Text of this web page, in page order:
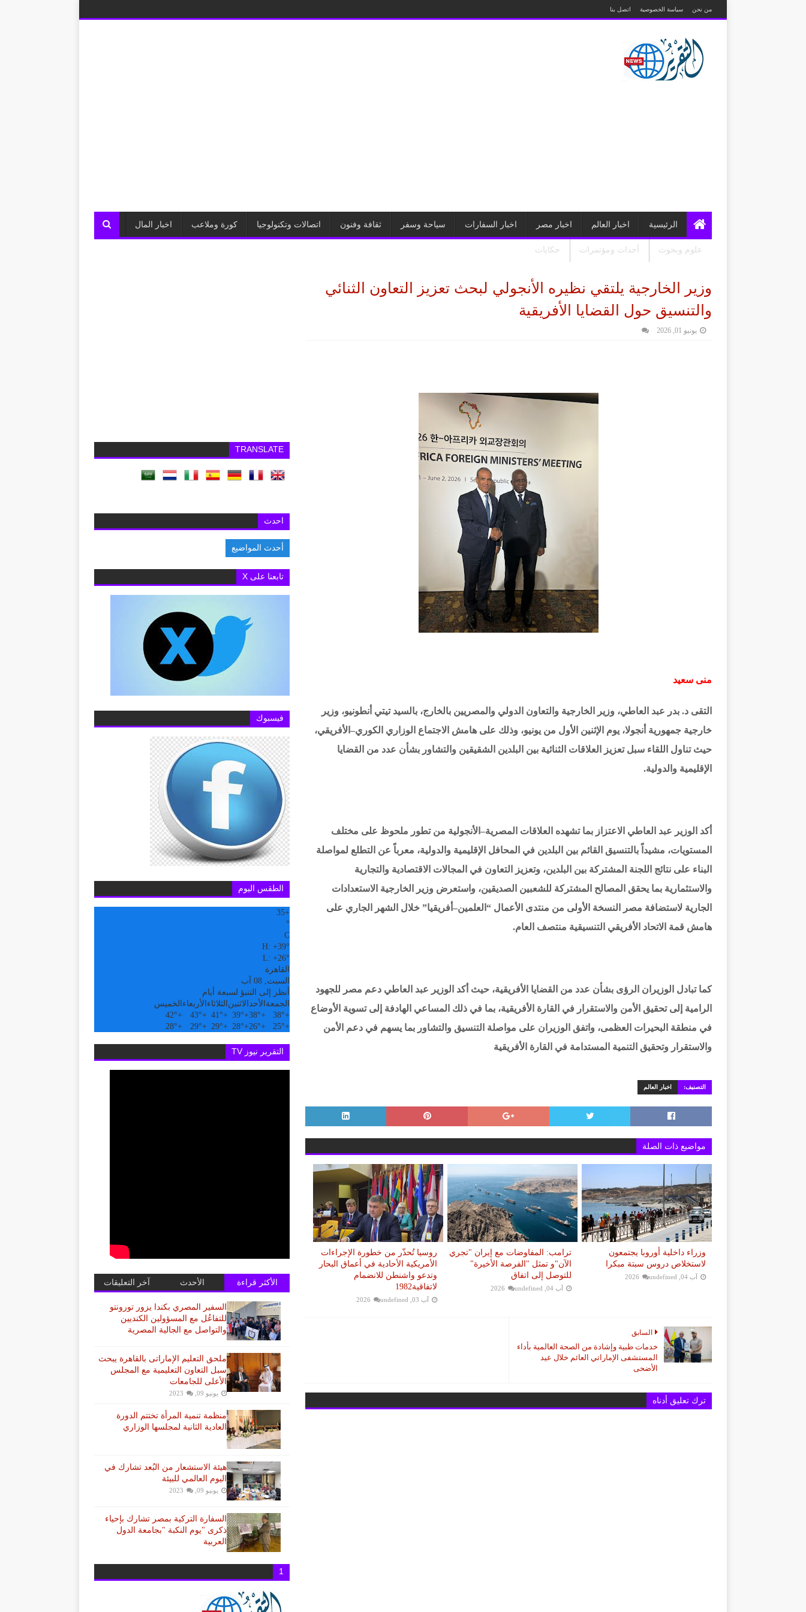
من نحن سياسة الخصوصية اتصل بنا
الرئيسية اخبار العالم اخبار مصر اخبار السفارات سياحة وسفر ثقافة وفنون اتصالات وتكنولوجيا كورة وملاعب اخبار المال
علوم وبحوث أحداث ومؤتمرات حكايات
وزير الخارجية يلتقي نظيره الأنجولي لبحث تعزيز التعاون الثنائي
والتنسيق حول القضايا الأفريقية
يونيو 01, 2026
منى سعيد
التقى د. بدر عبد العاطي، وزير الخارجية والتعاون الدولي والمصريين بالخارج، بالسيد تيتي أنطونيو، وزير
خارجية جمهورية أنجولا، يوم الإثنين الأول من يونيو، وذلك على هامش الاجتماع الوزاري الكوري–الأفريقي،
حيث تناول اللقاء سبل تعزيز العلاقات الثنائية بين البلدين الشقيقين والتشاور بشأن عدد من القضايا
الإقليمية والدولية.
أكد الوزير عبد العاطي الاعتزاز بما تشهده العلاقات المصرية–الأنجولية من تطور ملحوظ على مختلف
المستويات، مشيداً بالتنسيق القائم بين البلدين في المحافل الإقليمية والدولية، معرباً عن التطلع لمواصلة
البناء على نتائج اللجنة المشتركة بين البلدين، وتعزيز التعاون في المجالات الاقتصادية والتجارية
والاستثمارية بما يحقق المصالح المشتركة للشعبين الصديقين، واستعرض وزير الخارجية الاستعدادات
الجارية لاستضافة مصر النسخة الأولى من منتدى الأعمال “العلمين–أفريقيا” خلال الشهر الجاري على
هامش قمة الاتحاد الأفريقي التنسيقية منتصف العام.
كما تبادل الوزيران الرؤى بشأن عدد من القضايا الأفريقية، حيث أكد الوزير عبد العاطي دعم مصر للجهود
الرامية إلى تحقيق الأمن والاستقرار في القارة الأفريقية، بما في ذلك المساعي الهادفة إلى تسوية الأوضاع
في منطقة البحيرات العظمى، واتفق الوزيران على مواصلة التنسيق والتشاور بما يسهم في دعم الأمن
والاستقرار وتحقيق التنمية المستدامة في القارة الأفريقية
التصنيف: اخبار العالم
مواضيع ذات الصلة
وزراء داخلية أوروبا يجتمعون
لاستخلاص دروس سبتة مبكرا
آب 04, 2026 undefined
ترامب: المفاوضات مع إيران "تجري
الآن"و تمثل "الفرصة الأخيرة"
للتوصل إلى اتفاق
آب 04, 2026 undefined
روسيا تُحذّر من خطورة الإجراءات
الأمريكية الأحادية في أعماق البحار
وتدعو واشنطن للانضمام
لاتفاقية1982
آب 03, 2026 undefined
السابق
خدمات طبية وإشادة من الصحة العالمية بأداء
المستشفى الإماراتي العائم خلال عيد
الأضحى
ترك تعليق أدناه
TRANSLATE
احدث
أحدث المواضيع
تابعنا على X
فيسبوك
الطقس اليوم
+
35
°
C
H: +39°
L: +26°
القاهرة
السبت, 08 آب
أنظر إلى التنبؤ لسبعة أيام
الجمعة الأحد الاثنين الثلاثاء الأربعاء الخميس
+
38°
+
38°
+
39°
+
41°
+
43°
+
42°
+
25°
+
26°
+
28°
+
29°
+
29°
+
28°
التقرير نيوز TV
الأكثر قراءة الأحدث آخر التعليقات
السفير المصري بكندا يزور تورونتو
للتفاعُل مع المسؤولين الكنديين
والتواصل مع الجالية المصرية
ملحق التعليم الإماراتى بالقاهرة يبحث
سبل التعاون التعليمية مع المجلس
الأعلى للجامعات
يونيو 09, 2023
منظمة تنمية المرأة تختتم الدورة
العادية الثانية لمجلسها الوزاري
هيئة الاستشعار من البُعد تشارك في
اليوم العالمي للبيئة
يونيو 09, 2023
السفارة التركية بمصر تشارك بإحياء
ذكرى "يوم النكبة "بجامعة الدول
العربية
1